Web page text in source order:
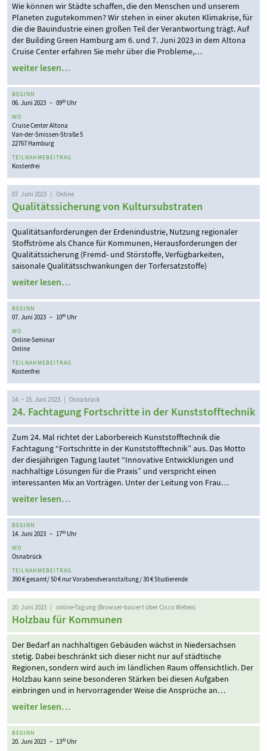
Wie können wir Städte schaffen, die den Menschen und unserem
Planeten zugutekommen? Wir stehen in einer akuten Klimakrise, für
die die Bauindustrie einen großen Teil der Verantwortung trägt. Auf
der Building Green Hamburg am 6. und 7. Juni 2023 in dem Altona
Cruise Center erfahren Sie mehr über die Probleme,…
weiter lesen…
BEGINN
06. Juni 2023 – 0900Uhr
WO
Cruise Center Altona
Van-der-Smissen-Straße 5
22767 Hamburg
TEILNAHMEBEITRAG
Kostenfrei
07. Juni 2023 | Online
Qualitätssicherung von Kultursubstraten
Qualitätsanforderungen der Erdenindustrie, Nutzung regionaler
Stoffströme als Chance für Kommunen, Herausforderungen der
Qualitätssicherung (Fremd- und Störstoffe, Verfügbarkeiten,
saisonale Qualitätsschwankungen der Torfersatzstoffe)
weiter lesen…
BEGINN
07. Juni 2023 – 1000Uhr
WO
Online-Seminar
Online
TEILNAHMEBEITRAG
Kostenfrei
14. – 15. Juni 2023 | Osnabrück
24. Fachtagung Fortschritte in der Kunststofftechnik
Zum 24. Mal richtet der Laborbereich Kunststofftechnik die
Fachtagung “Fortschritte in der Kunststofftechnik” aus. Das Motto
der diesjährigen Tagung lautet “Innovative Entwicklungen und
nachhaltige Lösungen für die Praxis” und verspricht einen
interessanten Mix an Vorträgen. Unter der Leitung von Frau…
weiter lesen…
BEGINN
14. Juni 2023 – 1700Uhr
WO
Osnabrück
TEILNAHMEBEITRAG
390 € gesamt/ 50 € nur Vorabendveranstaltung/ 30 € Studierende
20. Juni 2023 | online-Tagung (Browser-basiert über Cisco Webex)
Holzbau für Kommunen
Der Bedarf an nachhaltigen Gebäuden wächst in Niedersachsen
stetig. Dabei beschränkt sich dieser nicht nur auf städtische
Regionen, sondern wird auch im ländlichen Raum offensichtlich. Der
Holzbau kann seine besonderen Stärken bei diesen Aufgaben
einbringen und in hervorragender Weise die Ansprüche an…
weiter lesen…
BEGINN
20. Juni 2023 – 1330Uhr